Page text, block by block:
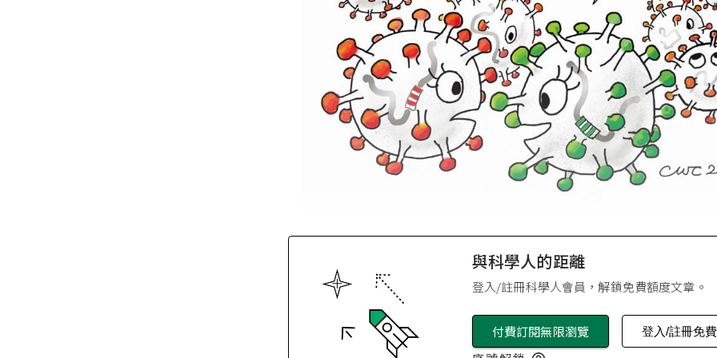
與科學人的距離
登入/註冊科學人會員，解鎖免費額度文章。
付費訂閱無限瀏覽 登入/註冊免